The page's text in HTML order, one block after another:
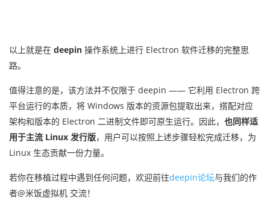
以上就是在 deepin 操作系统上进行 Electron 软件迁移的完整思
路。
值得注意的是，该方法并不仅限于 deepin —— 它利用 Electron 跨
平台运行的本质，将 Windows 版本的资源包提取出来，搭配对应
架构和版本的 Electron 二进制文件即可原生运行。因此， 也同样适
用于主流 Linux 发行版，用户可以按照上述步骤轻松完成迁移，为
Linux 生态贡献一份力量。
若你在移植过程中遇到任何问题，欢迎前往deepin论坛与我们的作
者@米饭虚拟机 交流！